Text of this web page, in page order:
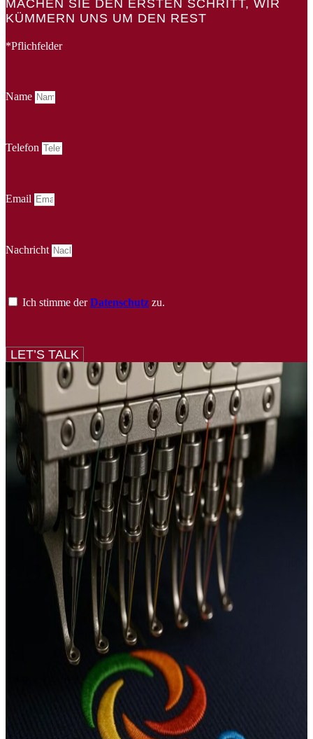
MACHEN SIE DEN ERSTEN SCHRITT, WIR
KÜMMERN UNS UM DEN REST
*Pflichfelder
Name
Telefon
Email
Nachricht
Ich stimme derDatenschutz zu.
LET’S TALK